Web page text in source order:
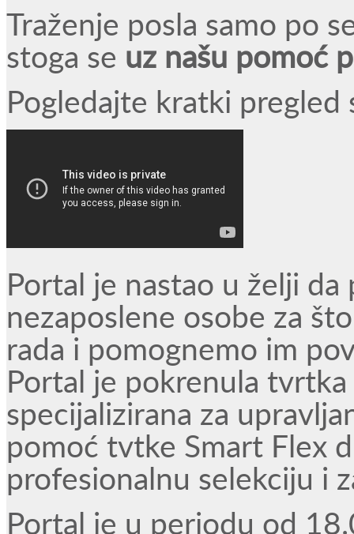
Traženje posla samo po
stoga se uz našu pomoć
Pogledajte kratki pregled
Portal je nastao u želji
nezaposlene osobe za
rada i pomognemo im
Portal je pokrenula tvrtka
specijalizirana za
pomoć tvtke Smart Flex
profesionalnu selekciju i
Portal je u periodu od